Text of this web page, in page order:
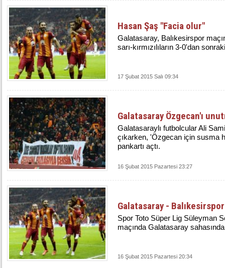
Hasan Şaş "Facia olur"
Galatasaray, Balıkesirspor
sarı-kırmızılıların 3-0'dan
17 Şubat 2015 Salı 09:34
Galatasaray Özgecan'ı
Galatasaraylı futbolcular Ali
çıkarken, 'Özgecan için susma
pankartı açtı.
16 Şubat 2015 Pazartesi 23:27
Galatasaray -
Spor Toto Süper Lig Süleyman
maçında Galatasaray
16 Şubat 2015 Pazartesi 20:34